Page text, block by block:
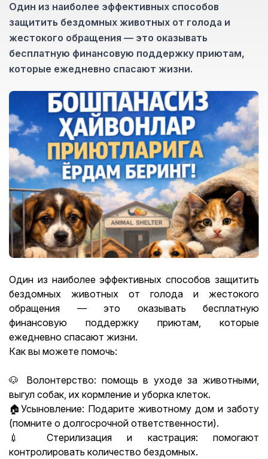
Один из наиболее эффективных способов
защитить бездомных животных от голода и
жестокого обращения — это оказывать
бесплатную финансовую поддержку приютам,
которые ежедневно спасают жизни.
Один из наиболее эффективных способов защитить
бездомных животных от голода и жестокого
обращения — это оказывать бесплатную
финансовую поддержку приютам, которые
ежедневно спасают жизни.
Как вы можете помочь:
🐶 Волонтерство: помощь в уходе за животными,
выгул собак, их кормление и уборка клеток.
🏠Усыновление: Подарите животному дом и заботу
(помните о долгосрочной ответственности).
💉 Стерилизация и кастрация: помогают
контролировать количество бездомных.